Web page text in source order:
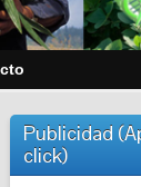
Publicidad
click)